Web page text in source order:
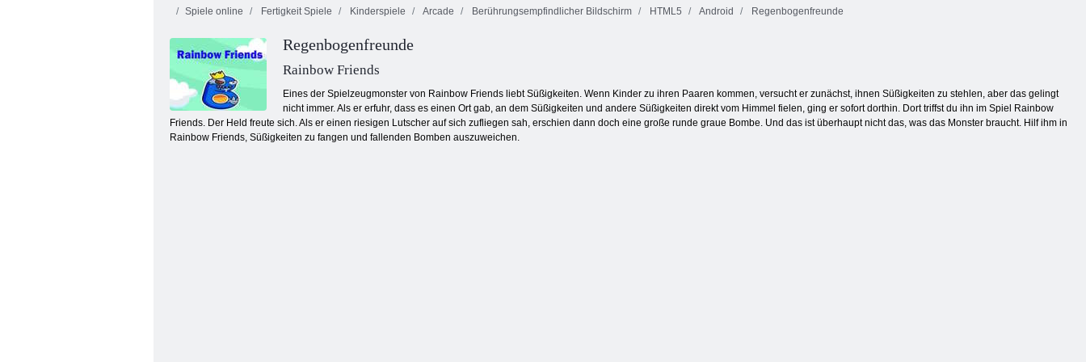
Panzersterne
Juwelen Blitz 3
Verfluchter
Schatz 2
Spiele online Fertigkeit Spiele Kinderspiele Arcade Berührungsempfindlicher Bildschirm HTML5 Android Regenbogenfreunde
Regenbogenfreunde
Rainbow Friends
Eines der Spielzeugmonster von Rainbow Friends liebt Süßigkeiten. Wenn Kinder zu ihren Paaren kommen, versucht er zunächst, ihnen Süßigkeiten zu stehlen, aber das gelingt
nicht immer. Als er erfuhr, dass es einen Ort gab, an dem Süßigkeiten und andere Süßigkeiten direkt vom Himmel fielen, ging er sofort dorthin. Dort triffst du ihn im Spiel Rainbow
Friends. Der Held freute sich. Als er einen riesigen Lutscher auf sich zufliegen sah, erschien dann doch eine große runde graue Bombe. Und das ist überhaupt nicht das, was das Monster braucht. Hilf ihm in
Rainbow Friends, Süßigkeiten zu fangen und fallenden Bomben auszuweichen.